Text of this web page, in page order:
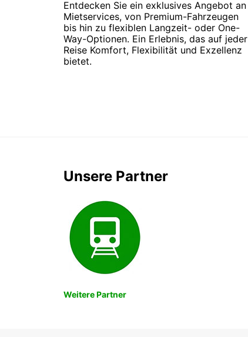
Entdecken Sie ein exklusives Angebot an
Mietservices, von Premium-Fahrzeugen
bis hin zu flexiblen Langzeit- oder One-
Way-Optionen. Ein Erlebnis, das auf jeder
Reise Komfort, Flexibilität und Exzellenz
bietet.
Unsere Partner
Weitere Partner